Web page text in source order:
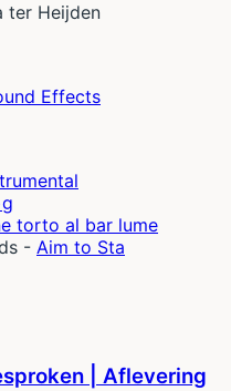
ter Heijden
Effects
torto al bar lume
- Aim to Sta
| Aflevering